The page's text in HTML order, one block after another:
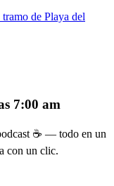
de Playa del
7:00 am
☕ — todo en un
con un clic.